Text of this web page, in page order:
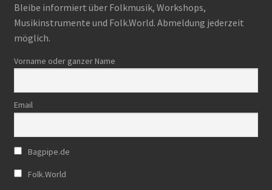
Bleibe informiert über Folkmusik, Workshops,
Musikinstrumente und Folk.World. Abmeldung jederzeit
möglich.
Vorname oder ganzer Name
Email
Bagpipe.de
Folk.World